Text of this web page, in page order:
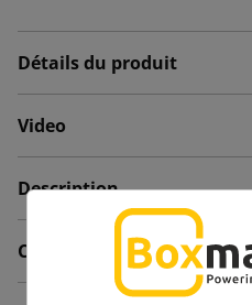
Détails du produit
Video
Description
Commentaires